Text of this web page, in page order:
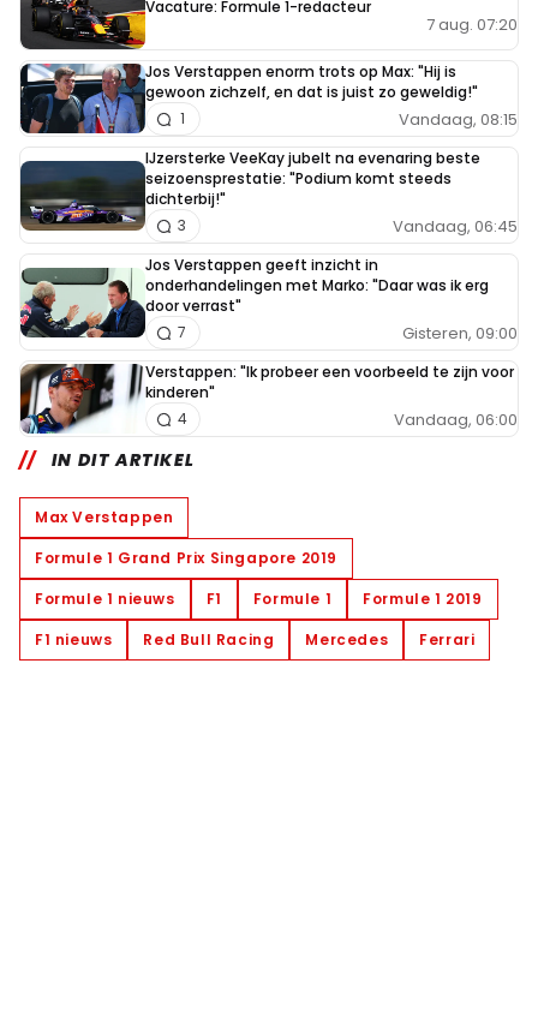
Vacature: Formule 1-redacteur
7 aug. 07:20
Jos Verstappen enorm trots op Max: "Hij is
gewoon zichzelf, en dat is juist zo geweldig!"
Vandaag, 08:15
1
IJzersterke VeeKay jubelt na evenaring beste
seizoensprestatie: "Podium komt steeds
dichterbij!"
Vandaag, 06:45
3
Jos Verstappen geeft inzicht in
onderhandelingen met Marko: "Daar was ik erg
door verrast"
Gisteren, 09:00
7
Verstappen: "Ik probeer een voorbeeld te zijn voor
kinderen"
Vandaag, 06:00
4
IN DIT ARTIKEL
Max Verstappen
Formule 1 Grand Prix Singapore 2019
Formule 1 nieuws
F1 Formule 1
Formule 1 2019
F1 nieuws
Red Bull Racing Mercedes Ferrari